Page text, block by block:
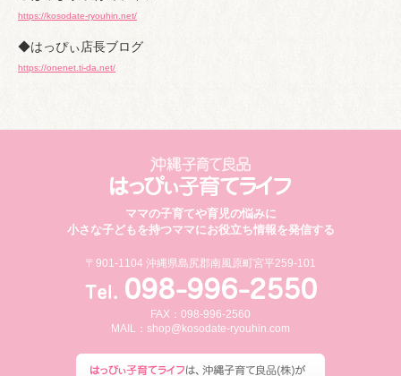
https://kosodate-ryouhin.net/
◆はっぴぃ店長ブログ
https://onenet.ti-da.net/
ママの子育てや育児の悩みに
小さな子どもを持つママにお役立ち情報を発信する
〒901-1104 沖縄県島尻郡南風原町宮平259-101
FAX：098-996-2560
MAIL： shop@kosodate-ryouhin.com